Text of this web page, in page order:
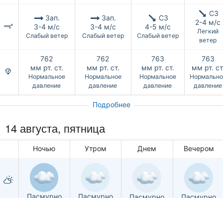
Зап.
3-4 м/с
Слабый ветер
Зап.
3-4 м/с
Слабый ветер
СЗ
4-5 м/с
Слабый ветер
СЗ
2-4 м/с
Легкий
ветер
762
мм рт. ст.
Нормальное
давление
762
мм рт. ст.
Нормальное
давление
763
мм рт. ст.
Нормальное
давление
763
мм рт.
давление
Подробнее
14 августа, пятница
Ночью Утром Днем Вечером
Пасмурно Пасмурно